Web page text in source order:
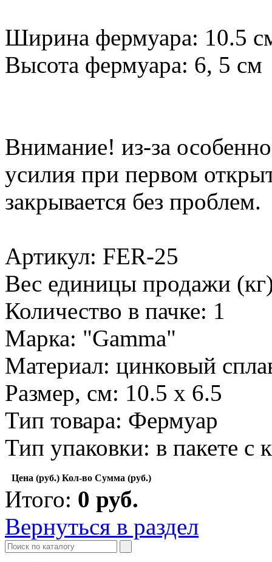
Ширина фермуара: 10.5
Высота фермуара: 6, 5 см
Внимание! из-за
усилия при первом
закрывается без проблем.
Артикул: FER-25
Вес единицы продажи
Количество в пачке: 1
Марка: "Gamma"
Материал: цинковый
Размер, см: 10.5 x 6.5
Тип товара: Фермуар
Тип упаковки: в пакете с
Цена (руб.) Кол-во Сумма (руб.)
Итого: 0 руб.
Вернуться в раздел